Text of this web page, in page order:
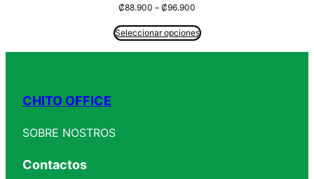
₡88.900 – ₡96.900
precios:
Seleccionar opciones
CHITO OFFICE
SOBRE NOSTROS
Contactos